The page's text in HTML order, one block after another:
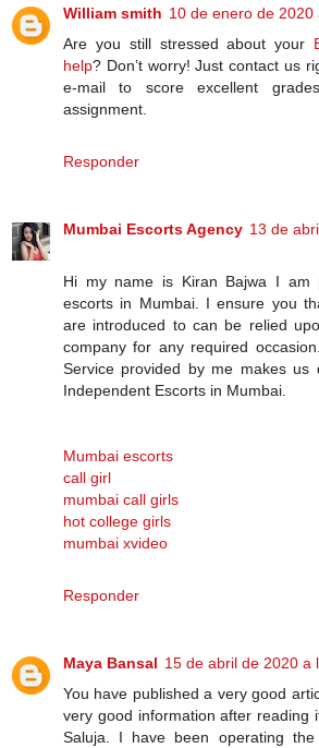
William smith 10 de enero de 2020
Are you still stressed about your
help? Don’t worry! Just contact us
e-mail to score excellent
assignment.
Responder
Mumbai Escorts Agency 13 de
Hi my name is Kiran Bajwa I am
escorts in Mumbai. I ensure you
are introduced to can be relied
company for any required
Service provided by me makes us
Independent Escorts in Mumbai.
Mumbai escorts
call girl
mumbai call girls
hot college girls
mumbai xvideo
Responder
Maya Bansal 15 de abril de 2020 a
You have published a very good
very good information after reading
Saluja. I have been operating the